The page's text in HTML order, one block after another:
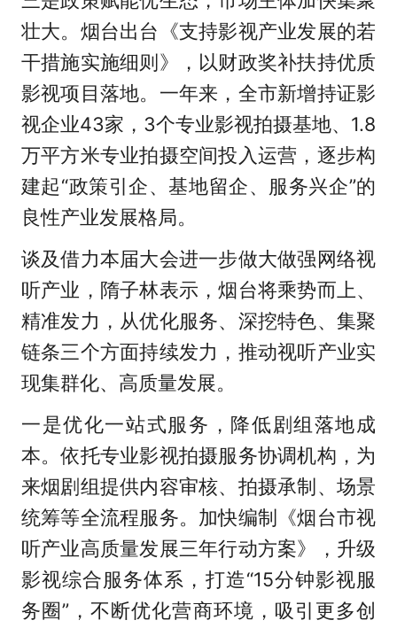
壮大。烟台出台《支持影视产业发展的若
干措施实施细则》，以财政奖补扶持优质
影视项目落地。一年来，全市新增持证影
视企业43家，3个专业影视拍摄基地、1.8
万平方米专业拍摄空间投入运营，逐步构
建起“政策引企、基地留企、服务兴企”的
良性产业发展格局。
谈及借力本届大会进一步做大做强网络视
听产业，隋子林表示，烟台将乘势而上、
精准发力，从优化服务、深挖特色、集聚
链条三个方面持续发力，推动视听产业实
现集群化、高质量发展。
一是优化一站式服务，降低剧组落地成
本。依托专业影视拍摄服务协调机构，为
来烟剧组提供内容审核、拍摄承制、场景
统筹等全流程服务。加快编制《烟台市视
听产业高质量发展三年行动方案》，升级
影视综合服务体系，打造“15分钟影视服
务圈”，不断优化营商环境，吸引更多创